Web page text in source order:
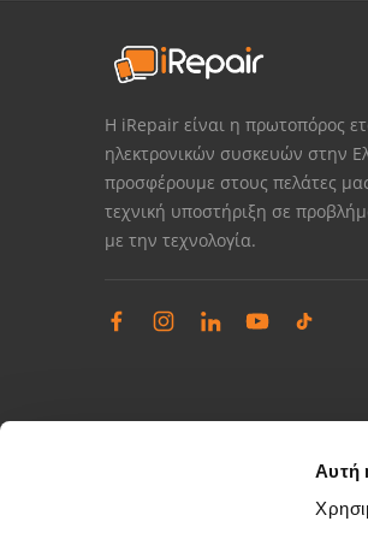
Αυτή
Η iRepair είναι η πρωτοπόρος
ηλεκτρονικών συσκευών στην
προσφέρουμε στους πελάτες
τεχνική υποστήριξη σε
με την τεχνολογία.